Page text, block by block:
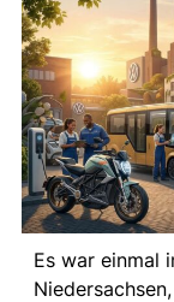
Es war einmal